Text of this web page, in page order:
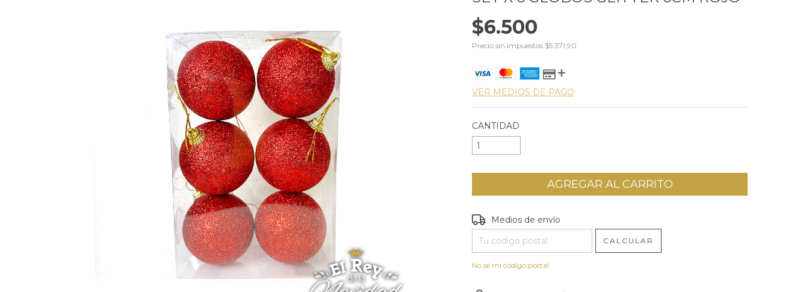
$6.500
Precio sin impuestos $5.371,90
VER MEDIOS DE PAGO
CANTIDAD
Entregas para el CP:
Medios de envío
CALCULAR
No sé mi código postal